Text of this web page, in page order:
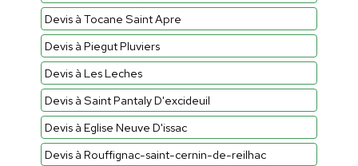
Devis à Tocane Saint Apre
Devis à Piegut Pluviers
Devis à Les Leches
Devis à Saint Pantaly D'excideuil
Devis à Eglise Neuve D'issac
Devis à Rouffignac-saint-cernin-de-reilhac